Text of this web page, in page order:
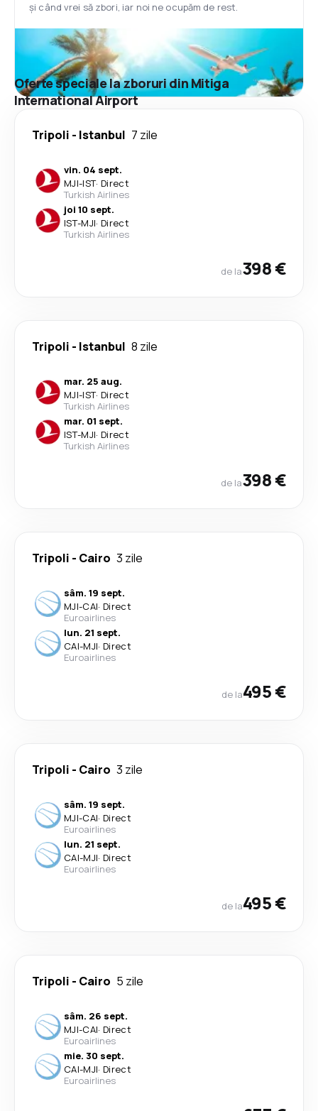
și când vrei să zbori, iar noi ne ocupăm de rest.
Oferte speciale la zboruri din Mitiga
International Airport
Tripoli - Istanbul 7 zile
vin. 04 sept.
MJI-IST· Direct
Turkish Airlines
joi 10 sept.
IST-MJI· Direct
Turkish Airlines
de la398 €
Tripoli - Istanbul 8 zile
mar. 25 aug.
MJI-IST· Direct
Turkish Airlines
mar. 01 sept.
IST-MJI· Direct
Turkish Airlines
de la398 €
Tripoli - Cairo 3 zile
sâm. 19 sept.
MJI-CAI· Direct
Euroairlines
lun. 21 sept.
CAI-MJI· Direct
Euroairlines
de la495 €
Tripoli - Cairo 3 zile
sâm. 19 sept.
MJI-CAI· Direct
Euroairlines
lun. 21 sept.
CAI-MJI· Direct
Euroairlines
de la495 €
Tripoli - Cairo 5 zile
sâm. 26 sept.
MJI-CAI· Direct
Euroairlines
mie. 30 sept.
CAI-MJI· Direct
Euroairlines